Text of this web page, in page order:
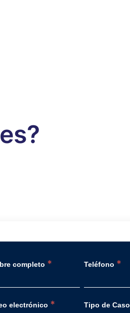
completo * Teléfono *
electrónico * Tipo de Caso